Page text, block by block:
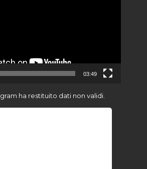
03:49
ha restituito dati non validi.